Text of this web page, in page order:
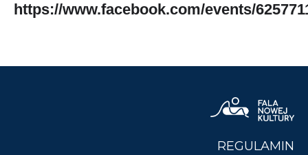
https://www.facebook.com/events/
REGULAMIN